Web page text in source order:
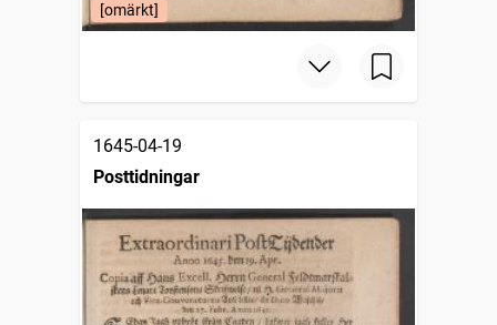
[omärkt]
1645-04-19
Posttidningar